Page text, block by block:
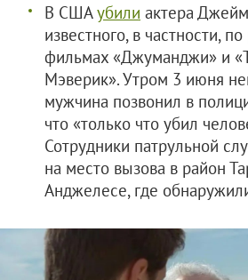
В СШАубили актера
известного, в частности,
фильмах «Джуманджи» и
Мэверик». Утром 3 июня
мужчина позвонил в
что «только что убил
Сотрудники патрульной
на место вызова в район
Анджелесе, где